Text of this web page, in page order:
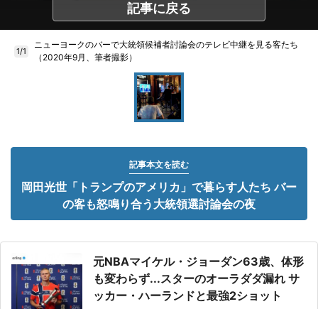
記事に戻る
1/1
ニューヨークのバーで大統領候補者討論会のテレビ中継を見る客たち
（2020年9月、筆者撮影）
記事本文を読む
岡田光世「トランプのアメリカ」で暮らす人たち バー
の客も怒鳴り合う大統領選討論会の夜
元NBAマイケル・ジョーダン63歳、体形
も変わらず...スターのオーラダダ漏れ サ
ッカー・ハーランドと最強2ショット